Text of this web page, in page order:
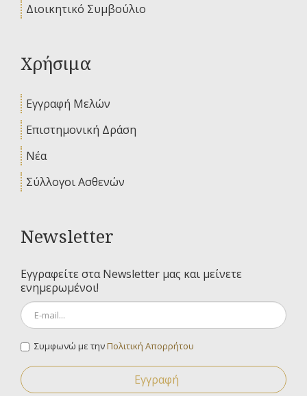
Διοικητικό Συμβούλιο
Χρήσιμα
Εγγραφή Μελών
Επιστημονική Δράση
Νέα
Σύλλογοι Ασθενών
Newsletter
Εγγραφείτε στα Newsletter μας και μείνετε
ενημερωμένοι!
Συμφωνώ με τηνΠολιτική Απορρήτου
Εγγραφή